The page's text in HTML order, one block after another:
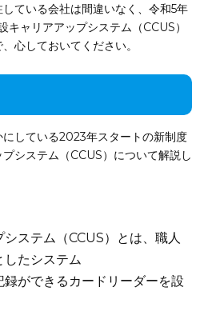
ている会社は間違いなく、令和5年
ャリアアップシステム（CCUS）
心しておいてください。
している2023年スタートの新制度
システム（CCUS）について解説し
ステム（CCUS）とは、職人
たシステム
ができるカードリーダーを設